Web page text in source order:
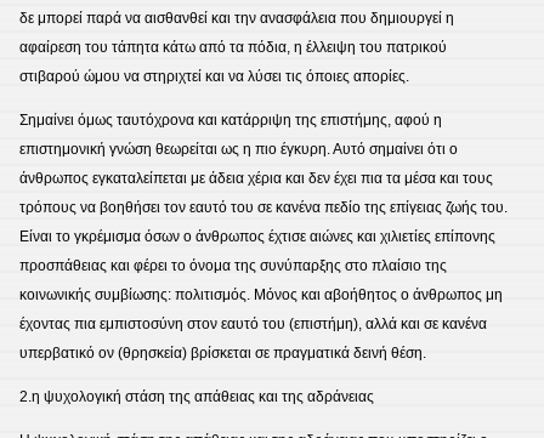
δε μπορεί παρά να αισθανθεί και την ανασφάλεια που δημιουργεί η
αφαίρεση του τάπητα κάτω από τα πόδια, η έλλειψη του πατρικού
στιβαρού ώμου να στηριχτεί και να λύσει τις όποιες απορίες.
Σημαίνει όμως ταυτόχρονα και κατάρριψη της επιστήμης, αφού η
επιστημονική γνώση θεωρείται ως η πιο έγκυρη. Αυτό σημαίνει ότι ο
άνθρωπος εγκαταλείπεται με άδεια χέρια και δεν έχει πια τα μέσα και τους
τρόπους να βοηθήσει τον εαυτό του σε κανένα πεδίο της επίγειας ζωής του.
Είναι το γκρέμισμα όσων ο άνθρωπος έχτισε αιώνες και χιλιετίες επίπονης
προσπάθειας και φέρει το όνομα της συνύπαρξης στο πλαίσιο της
κοινωνικής συμβίωσης: πολιτισμός. Μόνος και αβοήθητος ο άνθρωπος μη
έχοντας πια εμπιστοσύνη στον εαυτό του (επιστήμη), αλλά και σε κανένα
υπερβατικό ον (θρησκεία) βρίσκεται σε πραγματικά δεινή θέση.
2.η ψυχολογική στάση της απάθειας και της αδράνειας